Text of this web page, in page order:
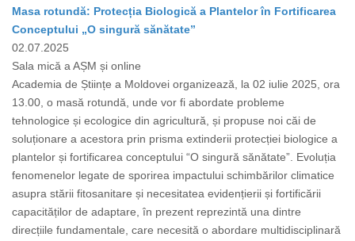
Masa rotundă: Protecția Biologică a Plantelor în Fortificarea
Conceptului „O singură sănătate”
02.07.2025
Sala mică a AȘM și online
Academia de Științe a Moldovei organizează, la 02 iulie 2025, ora
13.00, o masă rotundă, unde vor fi abordate probleme
tehnologice și ecologice din agricultură, și propuse noi căi de
soluționare a acestora prin prisma extinderii protecției biologice a
plantelor și fortificarea conceptului “O singură sănătate”. Evoluția
fenomenelor legate de sporirea impactului schimbărilor climatice
asupra stării fitosanitare și necesitatea evidențierii și fortificării
capacităților de adaptare, în prezent reprezintă una dintre
direcțiile fundamentale, care necesită o abordare multidisciplinară